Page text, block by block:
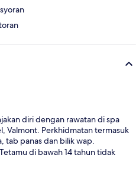
diri dengan rawatan di spa
Valmont. Perkhidmatan termasuk
tab panas dan bilik wap.
di bawah 14 tahun tidak